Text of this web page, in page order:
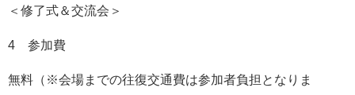
＜修了式＆交流会＞
4 参加費
無料（※会場までの往復交通費は参加者負担となりま